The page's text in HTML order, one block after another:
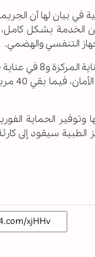
بيان لها أن
الخدمة بشكل
التنفسي والهضمي.
وبحسب البيان، كان في المستشفى وقت الاستهداف
إضافة إلى 30 من
وتوفير الحماية
سيقود إلى